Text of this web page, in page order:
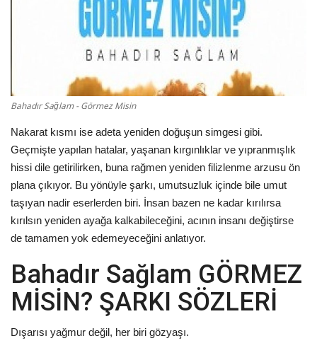
Komik Sözler
Dini Sözler
Günaydın Mesajları
Bahadır Sağlam - Görmez Misin
Nakarat kısmı ise adeta yeniden doğuşun simgesi gibi.
Geçmişte yapılan hatalar, yaşanan kırgınlıklar ve yıpranmışlık
hissi dile getirilirken, buna rağmen yeniden filizlenme arzusu ön
plana çıkıyor. Bu yönüyle şarkı, umutsuzluk içinde bile umut
taşıyan nadir eserlerden biri. İnsan bazen ne kadar kırılırsa
kırılsın yeniden ayağa kalkabileceğini, acının insanı değiştirse
de tamamen yok edemeyeceğini anlatıyor.
Bahadır Sağlam GÖRMEZ
MİSİN? ŞARKI SÖZLERİ
Dışarısı yağmur değil, her biri gözyaşı.